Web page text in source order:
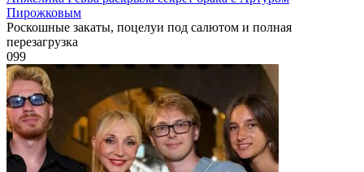
Пирожковым
Роскошные закаты, поцелуи под салютом и полная
перезагрузка
099